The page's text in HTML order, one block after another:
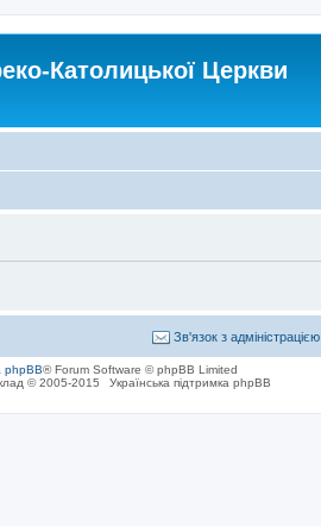
Католицької Церкви
Зв'язок з адміністрацією
phpBB® Forum Software © phpBB Limited
© 2005-2015
Українська підтримка phpBB